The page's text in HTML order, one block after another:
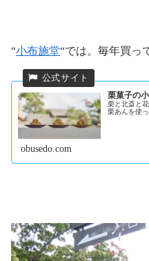
“小布施堂“では。毎年買っ
栗菓子の
栗と北斎と
栗あんを使
obusedo.com